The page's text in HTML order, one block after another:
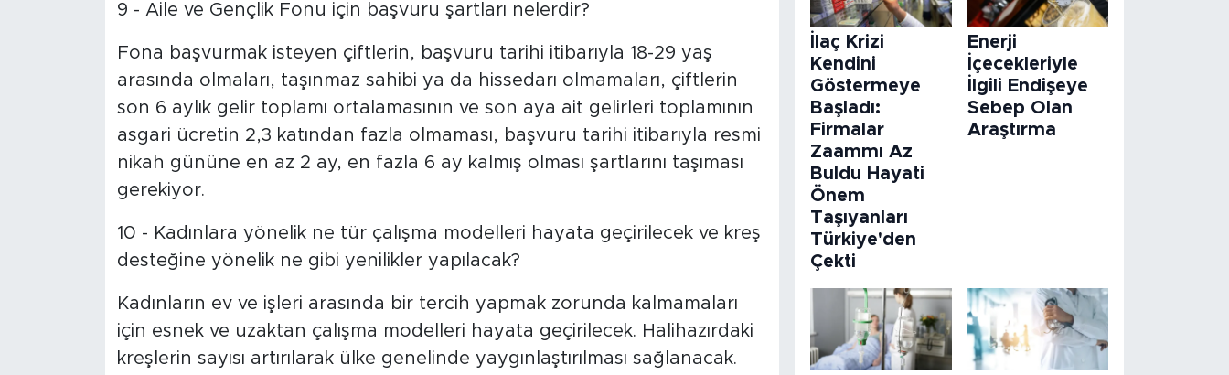
9 - Aile ve Gençlik Fonu için başvuru şartları nelerdir?
Fona başvurmak isteyen çiftlerin, başvuru tarihi itibarıyla 18-29 yaş
arasında olmaları, taşınmaz sahibi ya da hissedarı olmamaları, çiftlerin
son 6 aylık gelir toplamı ortalamasının ve son aya ait gelirleri toplamının
asgari ücretin 2,3 katından fazla olmaması, başvuru tarihi itibarıyla resmi
nikah gününe en az 2 ay, en fazla 6 ay kalmış olması şartlarını taşıması
gerekiyor.
10 - Kadınlara yönelik ne tür çalışma modelleri hayata geçirilecek ve kreş
desteğine yönelik ne gibi yenilikler yapılacak?
Kadınların ev ve işleri arasında bir tercih yapmak zorunda kalmamaları
için esnek ve uzaktan çalışma modelleri hayata geçirilecek. Halihazırdaki
kreşlerin sayısı artırılarak ülke genelinde yaygınlaştırılması sağlanacak.
İlaç Krizi
Kendini
Göstermeye
Başladı:
Firmalar
Zaammı Az
Buldu Hayati
Önem
Taşıyanları
Türkiye'den
Çekti
Enerji
İçecekleriyle
İlgili Endişeye
Sebep Olan
Araştırma